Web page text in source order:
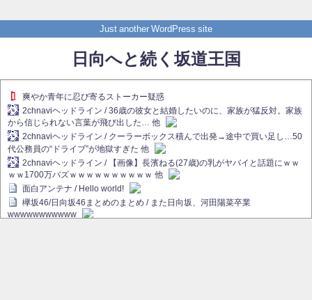
Just another WordPress site
日向へと続く坂道王国
爽やか青年に忍び寄るストーカー疑惑
2chnaviヘッドライン / 36歳の彼女と結婚したいのに、家族が猛反対。家族
から信じられない言葉が飛び出した… 他
2chnaviヘッドライン / クーラーボックス積んで出発→途中で買い足し…50
代公務員の“ドライブ”が地獄すぎた 他
2chnaviヘッドライン / 【画像】長濱ねる(27歳)の乳がヤバイと話題にｗｗ
ｗｗ1700万バズｗｗｗｗｗｗｗｗｗｗ 他
面白アンテナ / Hello world!
欅坂46/日向坂46まとめのまとめ / また日向坂、河田陽菜卒業
wwwwwwwwwww